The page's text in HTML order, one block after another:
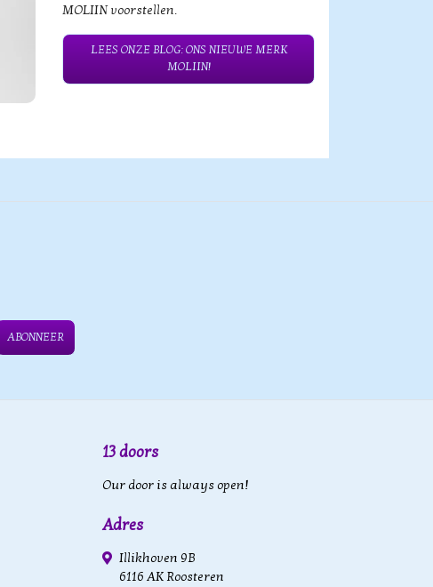
MOLIIN voorstellen.
LEES ONZE BLOG: ONS NIEUWE MERK
MOLIIN!
ABONNEER
13 doors
Our door is always open!
Adres
Illikhoven 9B
6116 AK Roosteren